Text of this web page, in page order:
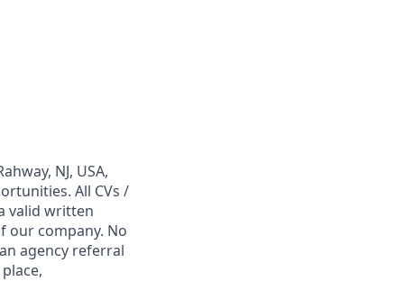
NJ, USA,
All CVs /
valid written
our company. No
agency referral